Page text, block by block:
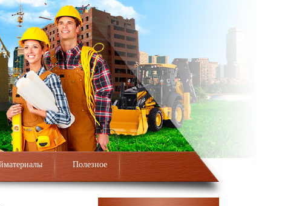
Полезное